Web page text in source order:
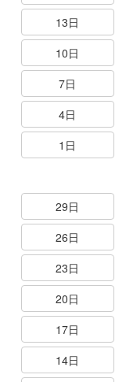
13日
10日
7日
4日
1日
29日
26日
23日
20日
17日
14日